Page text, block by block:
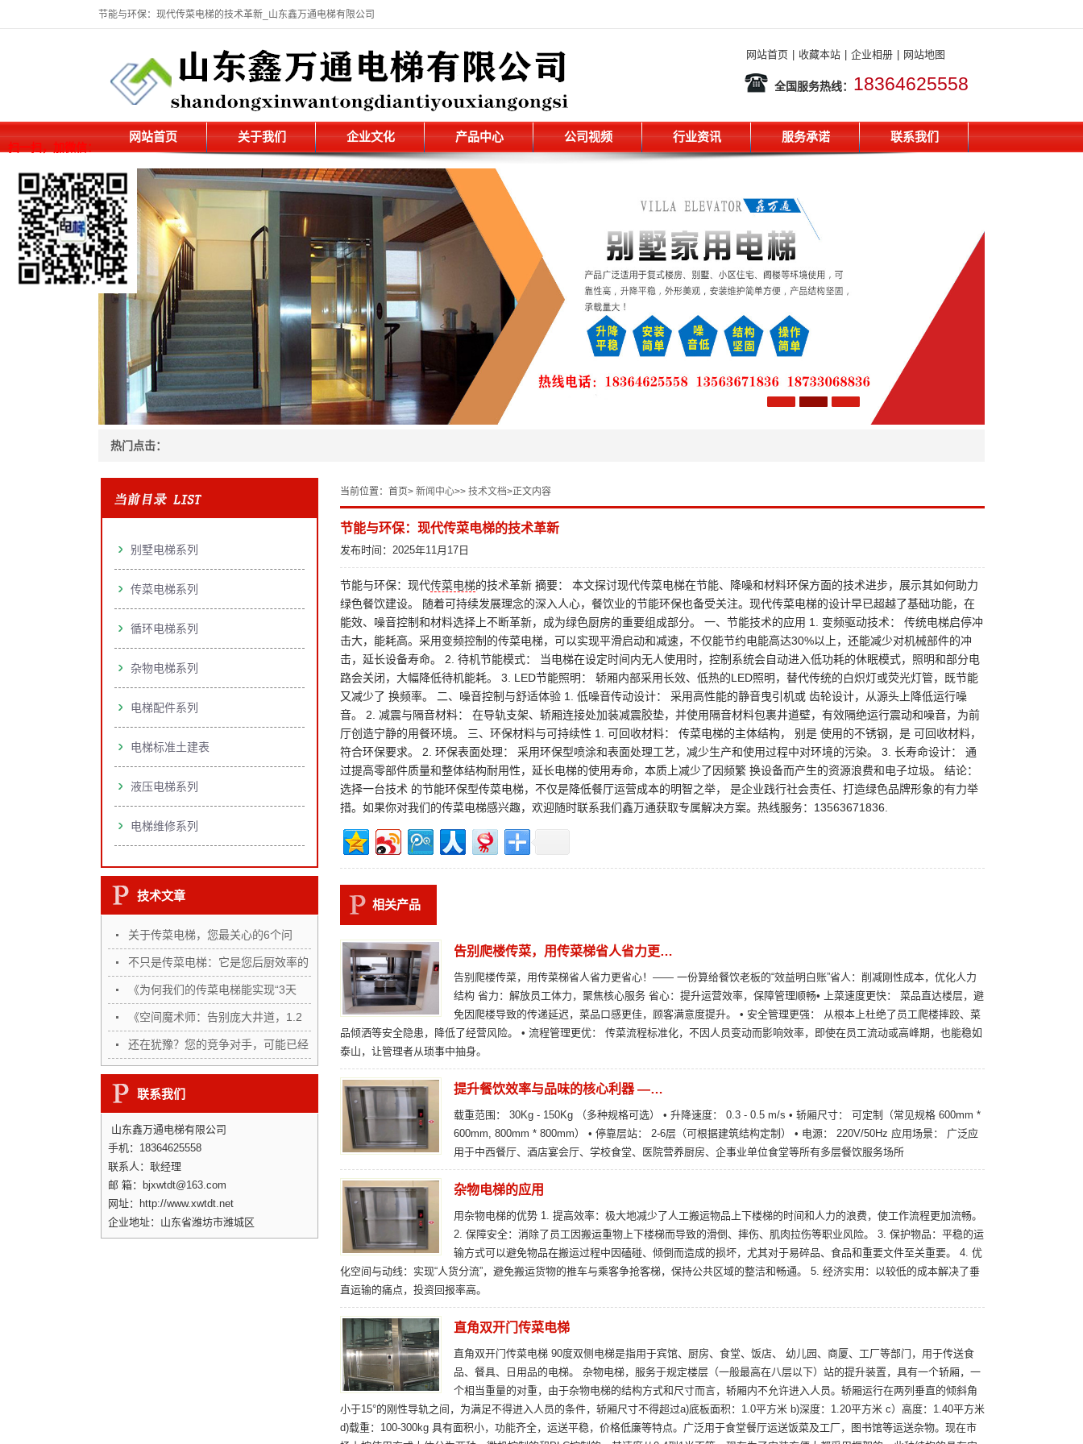
节能与环保：现代传菜电梯的技术革新_山东鑫万通电梯有限公司
网站首页 收藏本站 企业相册 网站地图
全国服务热线： 18364625558
网站首页 关于我们 企业文化 产品中心 公司视频 行业资讯 服务承诺 联系我们
热门点击：
当前位置： 首页> 新闻中心>> 技术文档>正文内容
节能与环保：现代传菜电梯的技术革新
发布时间：2025年11月17日
节能与环保：现代传菜电梯的技术革新 摘要： 本文探讨现代传菜电梯在节能、降噪和材料环保方面的技术进步，展示其如何助力
绿色餐饮建设。 随着可持续发展理念的深入人心，餐饮业的节能环保也备受关注。现代传菜电梯的设计早已超越了基础功能，在
能效、噪音控制和材料选择上不断革新，成为绿色厨房的重要组成部分。 一、节能技术的应用 1. 变频驱动技术： 传统电梯启停冲
击大，能耗高。采用变频控制的传菜电梯，可以实现平滑启动和减速，不仅能节约电能高达30%以上，还能减少对机械部件的冲
击，延长设备寿命。 2. 待机节能模式： 当电梯在设定时间内无人使用时，控制系统会自动进入低功耗的休眠模式，照明和部分电
路会关闭，大幅降低待机能耗。 3. LED节能照明： 轿厢内部采用长效、低热的LED照明，替代传统的白炽灯或荧光灯管，既节能
又减少了 换频率。 二、噪音控制与舒适体验 1. 低噪音传动设计： 采用高性能的静音曳引机或 齿轮设计，从源头上降低运行噪
音。 2. 减震与隔音材料： 在导轨支架、轿厢连接处加装减震胶垫，并使用隔音材料包裹井道壁，有效隔绝运行震动和噪音，为前
厅创造宁静的用餐环境。 三、环保材料与可持续性 1. 可回收材料： 传菜电梯的主体结构， 别是 使用的不锈钢，是 可回收材料，
符合环保要求。 2. 环保表面处理： 采用环保型喷涂和表面处理工艺，减少生产和使用过程中对环境的污染。 3. 长寿命设计： 通
过提高零部件质量和整体结构耐用性，延长电梯的使用寿命，本质上减少了因频繁 换设备而产生的资源浪费和电子垃圾。 结论：
选择一台技术 的节能环保型传菜电梯，不仅是降低餐厅运营成本的明智之举， 是企业践行社会责任、打造绿色品牌形象的有力举
措。如果你对我们的传菜电梯感兴趣，欢迎随时联系我们鑫万通获取专属解决方案。热线服务：13563671836.
相关产品
告别爬楼传菜，用传菜梯省人省力更…
告别爬楼传菜，用传菜梯省人省力更省心！—— 一份算给餐饮老板的“效益明白账”省人：削减刚性成本，优化人力
结构 省力：解放员工体力，聚焦核心服务 省心：提升运营效率，保障管理顺畅• 上菜速度更快： 菜品直达楼层，避
免因爬楼导致的传递延迟，菜品口感更佳，顾客满意度提升。 • 安全管理更强： 从根本上杜绝了员工爬楼摔跤、菜
品倾洒等安全隐患，降低了经营风险。 • 流程管理更优： 传菜流程标准化，不因人员变动而影响效率，即使在员工流动或高峰期，也能稳如
泰山，让管理者从琐事中抽身。
提升餐饮效率与品味的核心利器 —…
载重范围： 30Kg - 150Kg （多种规格可选） • 升降速度： 0.3 - 0.5 m/s • 轿厢尺寸： 可定制（常见规格 600mm *
600mm, 800mm * 800mm） • 停靠层站： 2-6层（可根据建筑结构定制） • 电源： 220V/50Hz 应用场景： 广泛应
用于中西餐厅、酒店宴会厅、学校食堂、医院营养厨房、企事业单位食堂等所有多层餐饮服务场所
杂物电梯的应用
用杂物电梯的优势 1. 提高效率：极大地减少了人工搬运物品上下楼梯的时间和人力的浪费，使工作流程更加流畅。
2. 保障安全：消除了员工因搬运重物上下楼梯而导致的滑倒、摔伤、肌肉拉伤等职业风险。 3. 保护物品：平稳的运
输方式可以避免物品在搬运过程中因磕碰、倾倒而造成的损坏，尤其对于易碎品、食品和重要文件至关重要。 4. 优
化空间与动线：实现“人货分流”，避免搬运货物的推车与乘客争抢客梯，保持公共区域的整洁和畅通。 5. 经济实用：以较低的成本解决了垂
直运输的痛点，投资回报率高。
直角双开门传菜电梯
直角双开门传菜电梯 90度双侧电梯是指用于宾馆、厨房、食堂、饭店、 幼儿园、商厦、工厂等部门，用于传送食
品、餐具、日用品的电梯。 杂物电梯，服务于规定楼层（一般最高在八层以下）站的提升装置，具有一个轿厢，一
个相当重量的对重，由于杂物电梯的结构方式和尺寸而言，轿厢内不允许进入人员。轿厢运行在两列垂直的倾斜角
小于15°的刚性导轨之间，为满足不得进入人员的条件，轿厢尺寸不得超过a)底板面积：1.0平方米 b)深度：1.20平方米 c）高度：1.40平方米
d)载重：100-300kg 具有面积小，功能齐全，运送平稳，价格低廉等特点。广泛用于食堂餐厅运送饭菜及工厂，图书馆等运送杂物。现在市
别墅电梯系列
传菜电梯系列
循环电梯系列
杂物电梯系列
电梯配件系列
电梯标准土建表
液压电梯系列
电梯维修系列
技术文章
关于传菜电梯，您最关心的6个问
题，…
不只是传菜电梯：它是您后厨效率的
“…
《为何我们的传菜电梯能实现“3天
完…
《空间魔术师：告别庞大井道，1.2
㎡…
还在犹豫？您的竞争对手，可能已经
联系我们
山东鑫万通电梯有限公司
手机：18364625558
联系人：耿经理
邮 箱：bjxwtdt@163.com
网址：http://www.xwtdt.net
企业地址：山东省潍坊市潍城区
扫一扫，加微信：